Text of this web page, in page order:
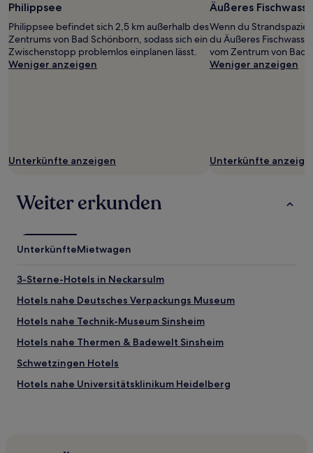
2 Erwachsenen
gefunden
wurde.
Preise
und
Bedingungen
Philippsee
Philippsee befindet sich 2,5 km außerhalb des
Zentrums von Bad Schönborn, sodass sich ein
Zwischenstopp problemlos einplanen lässt.
Weniger anzeigen
Unterkünfte anzeigen
Äußeres
Wenn du
du Äußeres
vom Zentrum von Bad
Weniger anzeigen
Unterkünfte
Weiter erkunden
UnterkünfteMietwagen
3-Sterne-Hotels in Neckarsulm
Hotels nahe Deutsches Verpackungs Museum
Hotels nahe Technik-Museum Sinsheim
Hotels nahe Thermen & Badewelt Sinsheim
Schwetzingen Hotels
Hotels nahe Universitätsklinikum Heidelberg